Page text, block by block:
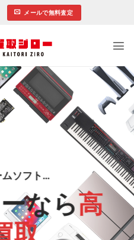
メールで無料査定
ムソフト…
なら高
取